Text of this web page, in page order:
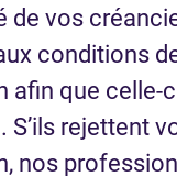
de vos
conditions
afin que celle-
S’ils rejettent
nos